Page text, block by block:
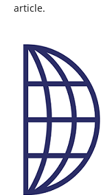
article.